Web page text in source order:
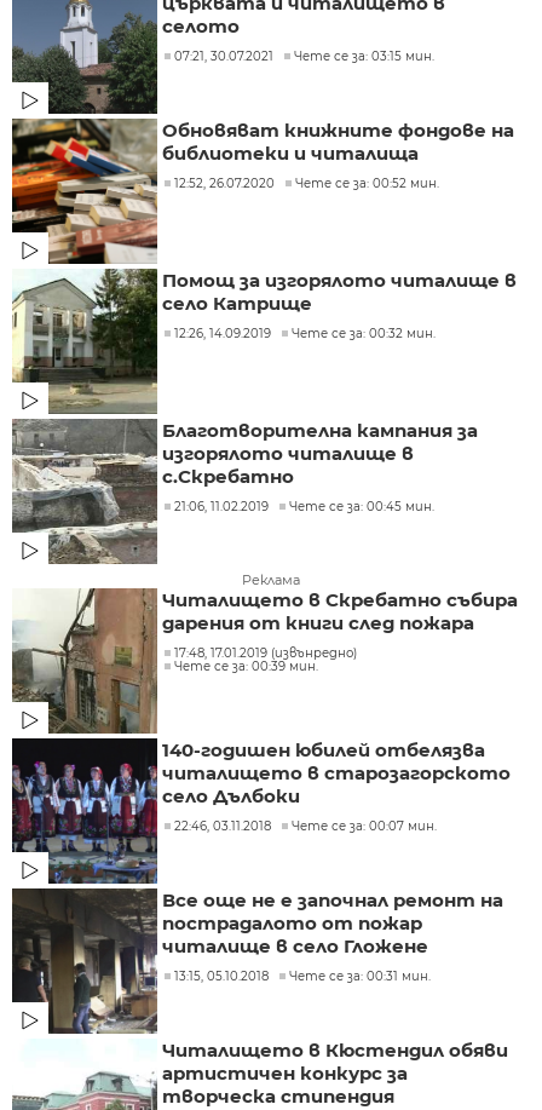
селото
07:21, 30.07.2021 Чете се за: 03:15 мин.
Обновяват книжните фондове на
библиотеки и читалища
12:52, 26.07.2020 Чете се за: 00:52 мин.
Помощ за изгорялото читалище в
село Катрище
12:26, 14.09.2019 Чете се за: 00:32 мин.
Благотворителна кампания за
изгорялото читалище в
с.Скребатно
21:06, 11.02.2019 Чете се за: 00:45 мин.
Реклама
Читалището в Скребатно събира
дарения от книги след пожара
17:48, 17.01.2019 (извънредно)
Чете се за: 00:39 мин.
140-годишен юбилей отбелязва
читалището в старозагорското
село Дълбоки
22:46, 03.11.2018 Чете се за: 00:07 мин.
Все още не е започнал ремонт на
пострадалото от пожар
читалище в село Гложене
13:15, 05.10.2018 Чете се за: 00:31 мин.
Читалището в Кюстендил обяви
артистичен конкурс за
творческа стипендия